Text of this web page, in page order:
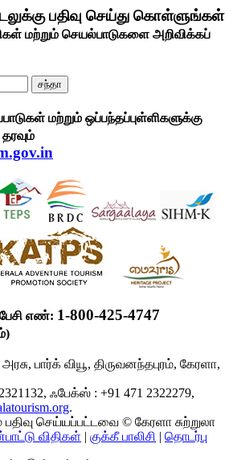
பதிவு செய்து கொள்ளுங்கள்
மற்றும் செயல்பாடுகளை அறிவிக்கப்
சந்தா
மற்றும் ஒப்பந்தப்புள்ளிகளுக்கு
எண்: 1-800-425-4747
பார்க் வியூ, திருவனந்தபுரம், கேரளா,
ஃபேக்ஸ் : +91 471 2322279,
.
செய்யப்பட்டவை © கேரளா சுற்றுலா
விதிகள் | குக்கீ பாலிசி | தொடர்பு